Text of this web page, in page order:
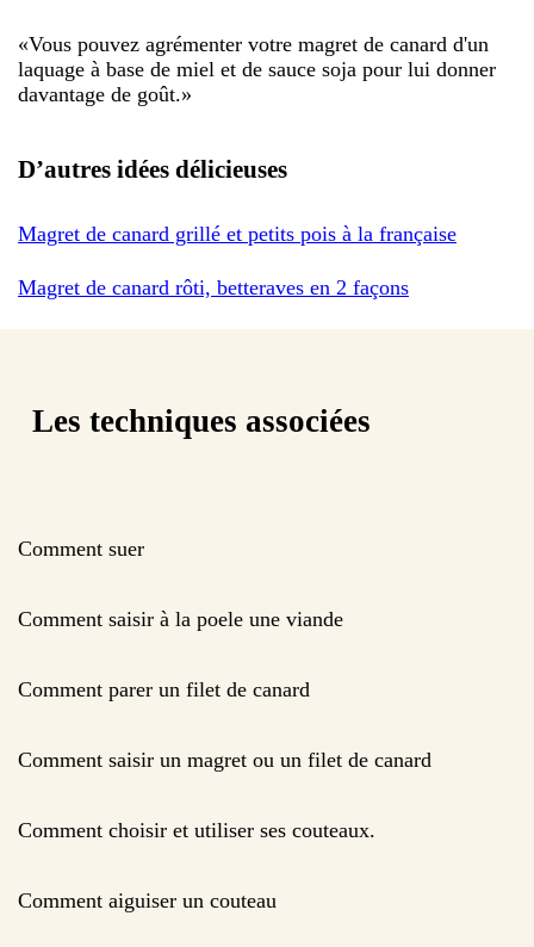
«Vous pouvez agrémenter votre magret de canard d'un
laquage à base de miel et de sauce soja pour lui donner
davantage de goût.»
D’autres idées délicieuses
Magret de canard grillé et petits pois à la française
Magret de canard rôti, betteraves en 2 façons
Les techniques associées
Comment suer
Comment saisir à la poele une viande
Comment parer un filet de canard
Comment saisir un magret ou un filet de canard
Comment choisir et utiliser ses couteaux.
Comment aiguiser un couteau